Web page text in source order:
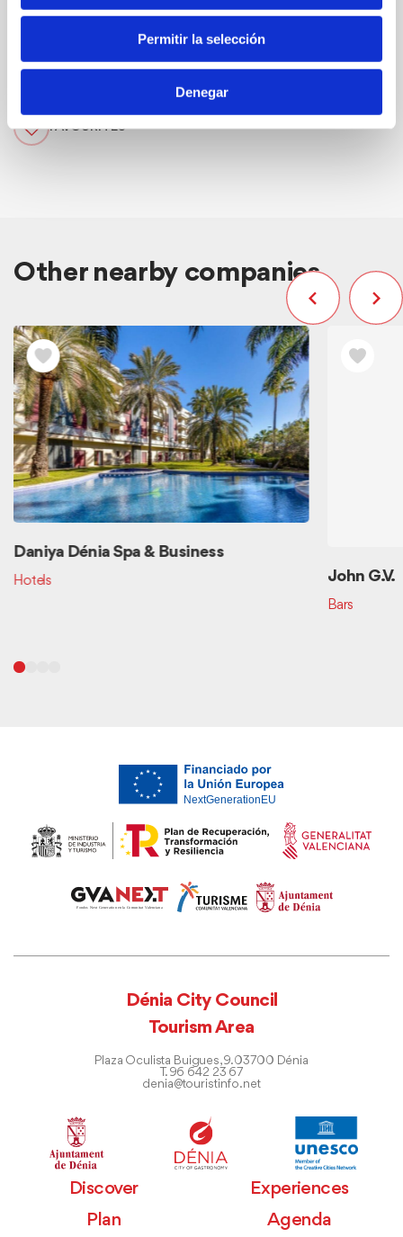
Permitir la selección
Denegar
FAVOURITES
Other nearby companies
Daniya Dénia Spa & Business
Hotels John G.V.
Bars
Dénia City Council
Tourism Area
Plaza Oculista Buigues, 9. 03700 Dénia
T. 96 642 23 67
denia@touristinfo.net
Discover
Experiences
Plan
Agenda